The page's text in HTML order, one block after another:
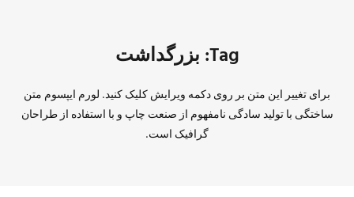
Tag: بزرگداشت
برای تغییر این متن بر روی دکمه ویرایش کلیک کنید. لورم ایپسوم متن
ساختگی با تولید سادگی نامفهوم از صنعت چاپ و با استفاده از طراحان
گرافیک است.